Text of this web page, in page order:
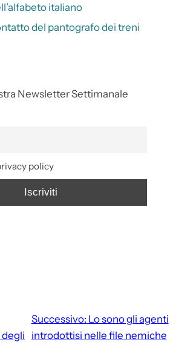
italiano
del pantografo dei treni
Newsletter Settimanale
policy
Successivo: Lo sono gli agenti
introdottisi nelle file nemiche